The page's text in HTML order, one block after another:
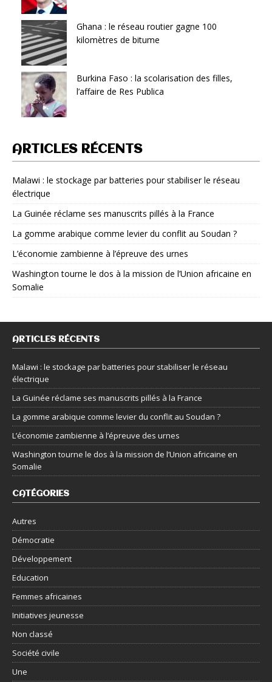
Ghana : le réseau routier gagne 100
kilomètres de bitume
Burkina Faso : la scolarisation des filles,
l’affaire de Res Publica
ARTICLES RÉCENTS
Malawi : le stockage par batteries pour stabiliser le réseau
électrique
La Guinée réclame ses manuscrits pillés à la France
La gomme arabique comme levier du conflit au Soudan ?
L’économie zambienne à l’épreuve des urnes
Washington tourne le dos à la mission de l’Union africaine en
Somalie
ARTICLES RÉCENTS
Malawi : le stockage par batteries pour stabiliser le réseau
électrique
La Guinée réclame ses manuscrits pillés à la France
La gomme arabique comme levier du conflit au Soudan ?
L’économie zambienne à l’épreuve des urnes
Washington tourne le dos à la mission de l’Union africaine en
Somalie
CATÉGORIES
Autres
Démocratie
Développement
Education
Femmes africaines
Initiatives jeunesse
Non classé
Société civile
Une